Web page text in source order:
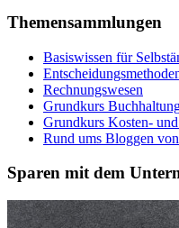
Themensammlungen
Basiswissen für
Rechnungswesen
Grundkurs
Grundkurs Kosten-
Rund ums Bloggen
Sparen mit dem